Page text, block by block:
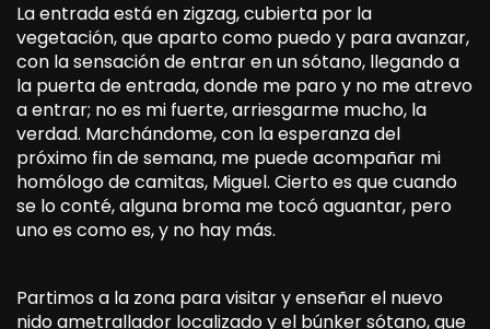
La entrada está en zigzag, cubierta por la
vegetación, que aparto como puedo y para avanzar,
con la sensación de entrar en un sótano, llegando a
la puerta de entrada, donde me paro y no me atrevo
a entrar; no es mi fuerte, arriesgarme mucho, la
verdad. Marchándome, con la esperanza del
próximo fin de semana, me puede acompañar mi
homólogo de camitas, Miguel. Cierto es que cuando
se lo conté, alguna broma me tocó aguantar, pero
uno es como es, y no hay más.
Partimos a la zona para visitar y enseñar el nuevo
nido ametrallador localizado y el búnker sótano, que